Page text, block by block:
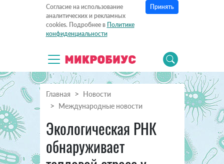
Согласие на использование
аналитических и рекламных
cookies. Подробнее в Политике
конфиденциальности
Принять
Главная
Новости
Международные новости
Экологическая РНК
обнаруживает